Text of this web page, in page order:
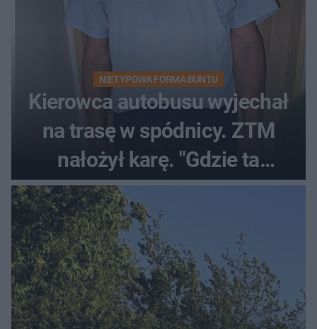
NIETYPOWA FORMA BUNTU
Kierowca autobusu wyjechał
na trasę w spódnicy. ZTM
nałożył karę. "Gdzie ta
tolerancja?"